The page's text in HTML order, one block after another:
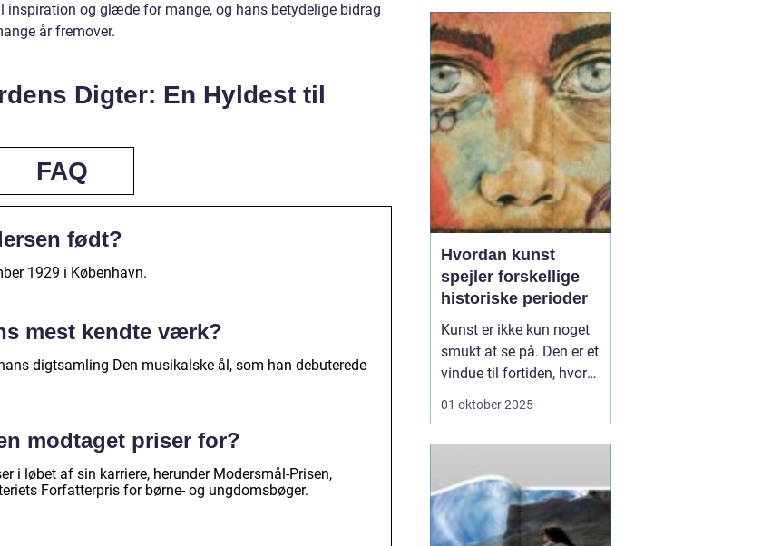
inspiration og glæde for mange, og hans betydelige bidrag
år fremover.
Digter: En Hyldest til
FAQ
født?
1929 i København.
mest kendte værk?
digtsamling Den musikalske ål, som han debuterede
modtaget priser for?
i løbet af sin karriere, herunder Modersmål-Prisen,
Forfatterpris for børne- og ungdomsbøger.
god historie på
skærmen. Men én ting
kan hurtigt ødelæ...
Hvordan kunst
spejler forskellige
historiske perioder
Kunst er ikke kun noget
smukt at se på. Den er et
vindue til fortiden, hvor
vi kan få indblik i,
moderne installationer
har kunst afspejlet de
værdier og u...
01 oktober 2025